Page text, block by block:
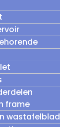
frame
wastafelblad